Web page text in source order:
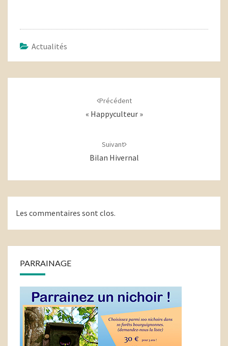
Actualités
Précédent
« Happyculteur »
Suivant
Bilan Hivernal
Les commentaires sont clos.
PARRAINAGE